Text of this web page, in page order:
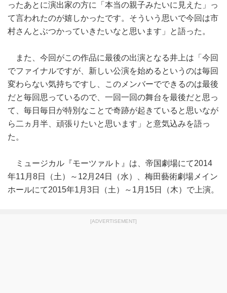
ったあとに演出家の方に「本当の親子みたいに見えた」っ
て言われたのが嬉しかったです。そういう思いで今回は市
村さんとぶつかっていきたいなと思います」と語った。
また、今回がこの作品に最後の出演となる井上は「今回
でファイナルですが、新しい公演を始めるというのは毎回
変わらない気持ちですし、このメンバーでできるのは最後
だと毎回思っているので、一回一回の舞台を最後だと思っ
て、毎日毎日が特別なことで奇跡が起きていると思いなが
ら二ヵ月半、頑張りたいと思います」と意気込みを語っ
た。
ミュージカル『モーツァルト』は、帝国劇場にて2014
年11月8日（土）～12月24日（水）、梅田藝術劇場メイン
ホールにて2015年1月3日（土）～1月15日（木）で上演。
[ADVERTISEMENT]